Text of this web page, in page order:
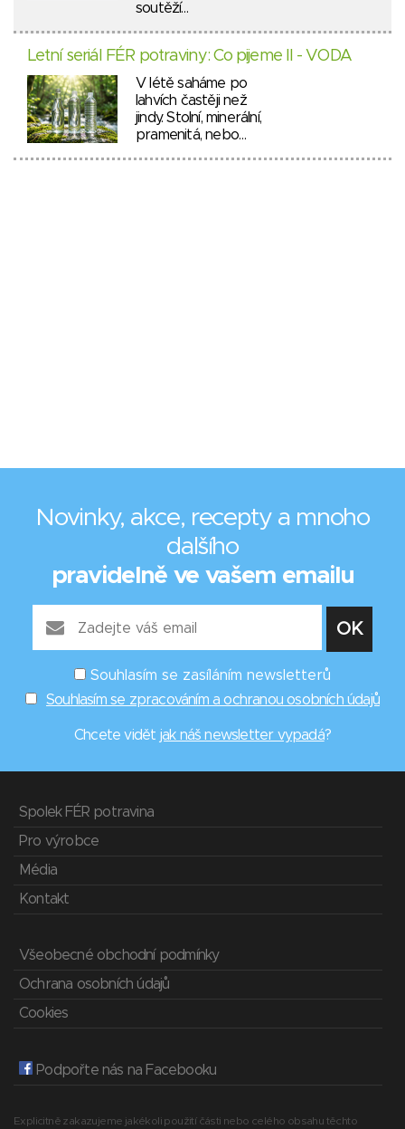
soutěží…
Letní seriál FÉR potraviny: Co pijeme II - VODA
V létě saháme po
lahvích častěji než
jindy. Stolní, minerální,
pramenitá, nebo…
Novinky, akce, recepty a mnoho
dalšího
pravidelně ve vašem emailu
Souhlasím se zasíláním newsletterů
Souhlasím se zpracováním a ochranou osobních údajů
Chcete vidět jak náš newsletter vypadá?
Spolek FÉR potravina
Pro výrobce
Média
Kontakt
Všeobecné obchodní podmínky
Ochrana osobních údajů
Cookies
Podpořte nás na Facebooku
Explicitně zakazujeme jakékoli použití části nebo celého obsahu těchto